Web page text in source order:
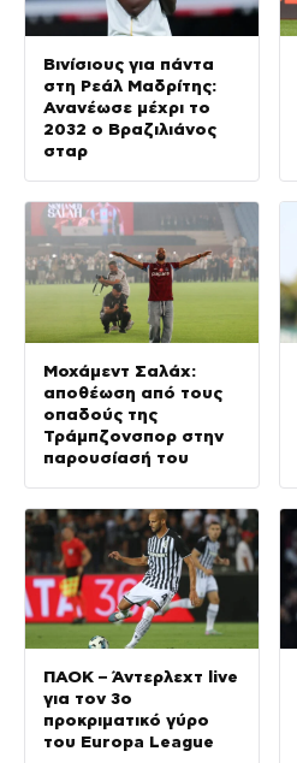
Βινίσιους για πάντα
στη Ρεάλ Μαδρίτης:
Ανανέωσε μέχρι το
2032 ο Βραζιλιάνος
σταρ
Μοχάμεντ Σαλάχ:
αποθέωση από τους
οπαδούς της
Τράμπζονσπορ στην
παρουσίασή του
ΠΑΟΚ – Άντερλεχτ live
για τον 3ο
προκριματικό γύρο
του Europa League